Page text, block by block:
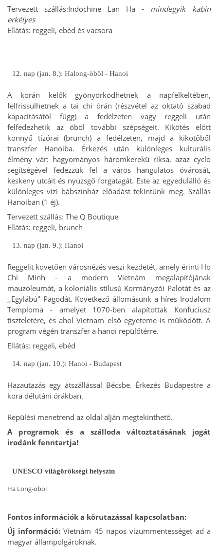
Tervezett szállás:Indochine Lan Ha - mindegyik kabin
erkélyes
Ellátás: reggeli, ebéd és vacsora
12. nap (jan. 8.): Halong-öböl - Hanoi
A korán kelők gyönyörködhetnek a napfelkeltében,
felfrissülhetnek a tai chi órán (részvétel az oktató szabad
kapacitásától függ) a fedélzeten vagy reggeli után
felfedezhetik az öböl további szépségeit. Kikötés előtt
könnyű tízórai (brunch) a fedélzeten, majd a kikötőből
transzfer Hanoiba. Érkezés után különleges kulturális
élmény vár: hagyományos háromkerekű riksa, azaz cyclo
segítségével fedezzük fel a város hangulatos óvárosát,
keskeny utcáit és nyüzsgő forgatagát. Este az egyedülálló és
különleges vízi bábszínház előadást tekintünk meg. Szállás
Hanoiban (1 éj).
Tervezett szállás: The Q Boutique
Ellátás: reggeli, brunch
13. nap (jan. 9.): Hanoi
Reggelit követően városnézés veszi kezdetét, amely érinti Ho
Chi Minh - a modern Vietnám megalapítójának
mauzóleumát, a koloniális stílusú Kormányzói Palotát és az
,,Egylábú" Pagodát. Következő állomásunk a híres Irodalom
Temploma - amelyet 1070-ben alapítottak Konfuciusz
tiszteletére, és ahol Vietnam első egyeteme is működött. A
program végén transzfer a hanoi repülőtérre.
Ellátás: reggeli, ebéd
14. nap (jan. 10.): Hanoi - Budapest
Hazautazás egy átszállással Bécsbe. Érkezés Budapestre a
kora délutáni órákban.
Repülési menetrend az oldal alján megtekinthető.
A programok és a szálloda változtatásának jogát
irodánk fenntartja!
UNESCO világörökségi helyszín
Ha Long-öböl
Fontos információk a körutazással kapcsolatban:
Új információ: Vietnám 45 napos vízummentességet ad a
magyar állampolgároknak.